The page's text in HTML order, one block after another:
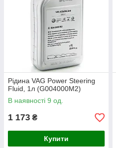
Рідина VAG Power Steering
Fluid, 1л (G004000M2)
В наявності 9 од.
1 173 ₴
Купити